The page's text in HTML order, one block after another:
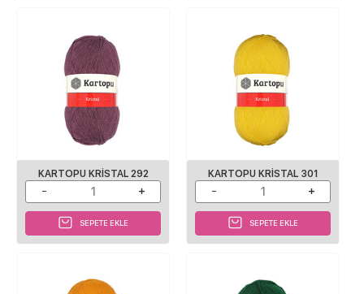
KARTOPU KRISTAL 292
SEPETE EKLE
KARTOPU KRISTAL 301
SEPETE EKLE